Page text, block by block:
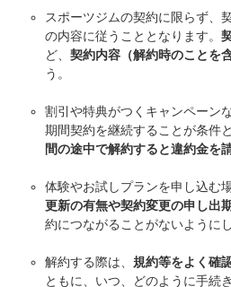
スポーツジムの契約に限らず、
の内容に従うこととなります。
ど、 契約内容（解約時のことを
う。​
割引や特典がつくキャンペーンな
期間契約を継続することが条件
間の途中で解約すると違約金を
体験やお試しプランを申し込む場
更新の有無や契約変更の申し出
約につながることがないように
解約する際は、 規約等をよく確
ともに、いつ、どのように手続